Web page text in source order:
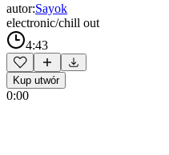
autor:Sayok
electronic/chill out
4:43
Kup utwór
0:00